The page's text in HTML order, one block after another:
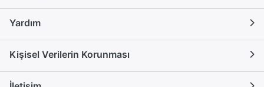
Yardım
Kişisel Verilerin Korunması